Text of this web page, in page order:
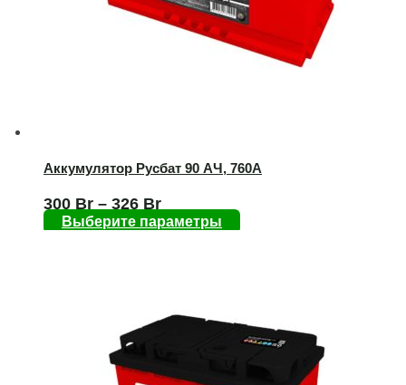
Аккумулятор Русбат 90 AЧ, 760А
300 Br – 326 Br
Выберите параметры